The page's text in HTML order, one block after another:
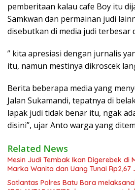
pemberitaan kalau cafe Boy itu
Samkwan dan permainan judi
disebutkan di media judi terbesar
” kita apresiasi dengan jurnalis
itu, namun mestinya dikroscek
Berita beberapa media yang
Jalan Sukamandi, tepatnya di
lapak judi tidak benar itu, ngak
disini”, ujar Anto warga yang
Related News
Mesin Judi Tembak Ikan Digerebek di
Marka Wanita dan Uang Tunai Rp2,67
Satlantas Polres Batu Bara